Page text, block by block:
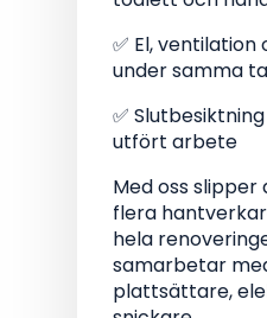
✅ El, ventilation
under samma
✅
utfört arbete
Med oss slipper
flera
hela
samarbetar
plattsättare,
snickare.